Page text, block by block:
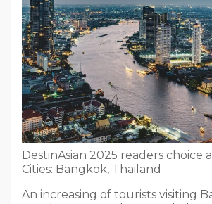
DestinAsian 2025 readers choice
Cities: Bangkok, Thailand
An increasing of tourists visiting